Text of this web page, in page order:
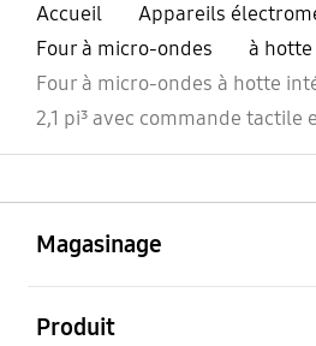
Accueil
Appareils
Four à micro-ondes
à
Four à micro-ondes à hotte
2,1 pi³ avec commande tactile
Magasinage
Produit